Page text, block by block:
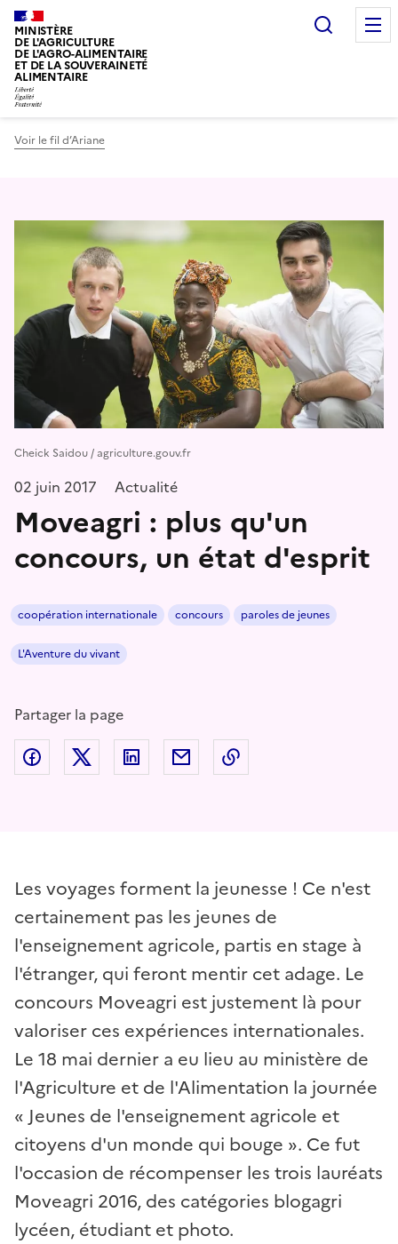
MINISTÈRE
DE L'AGRICULTURE
DE L'AGRO-ALIMENTAIRE
ET DE LA SOUVERAINETÉ
ALIMENTAIRE
Voir le fil d’Ariane
Cheick Saidou / agriculture.gouv.fr
02 juin 2017 Actualité
Moveagri : plus qu'un
concours, un état d'esprit
coopération internationale concours paroles de jeunes
L'Aventure du vivant
Partager la page
Partager sur Facebook
Partager sur Twitter
Partager sur LinkedIn
Partager par email
Les voyages forment la jeunesse ! Ce n'est
certainement pas les jeunes de
l'enseignement agricole, partis en stage à
l'étranger, qui feront mentir cet adage. Le
concours Moveagri est justement là pour
valoriser ces expériences internationales.
Le 18 mai dernier a eu lieu au ministère de
l'Agriculture et de l'Alimentation la journée
« Jeunes de l'enseignement agricole et
citoyens d'un monde qui bouge ». Ce fut
l'occasion de récompenser les trois lauréats
Moveagri 2016, des catégories blogagri
lycéen, étudiant et photo.